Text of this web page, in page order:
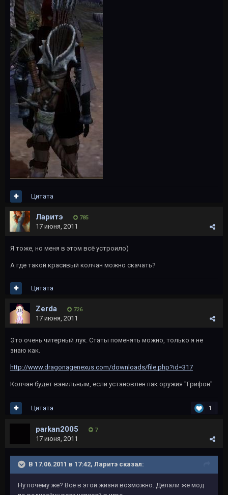
Цитата
Ларитэ 785
17 июня, 2011
Я тоже, но меня в этом всё устроило)
А где такой красивый колчан можно скачать?
Цитата
Zerda 726
17 июня, 2011
Это очень читерный лук. Статы поменять можно, только я не
знаю как.
http://www.dragonagenexus.com/downloads/file.php?id=317
Колчан будет ванильным, если установлен пак оружия "Грифон"
1
Цитата
parkan2005 7
17 июня, 2011
В 17.06.2011 в 17:42, Ларитэ сказал:
Ну почему же? Всё в этой жизни возможно. Делали же мод